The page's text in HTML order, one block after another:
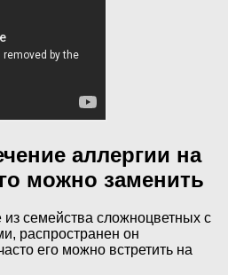
аллергии на
можно заменить
семейства сложноцветных с
распространен он
его можно встретить на